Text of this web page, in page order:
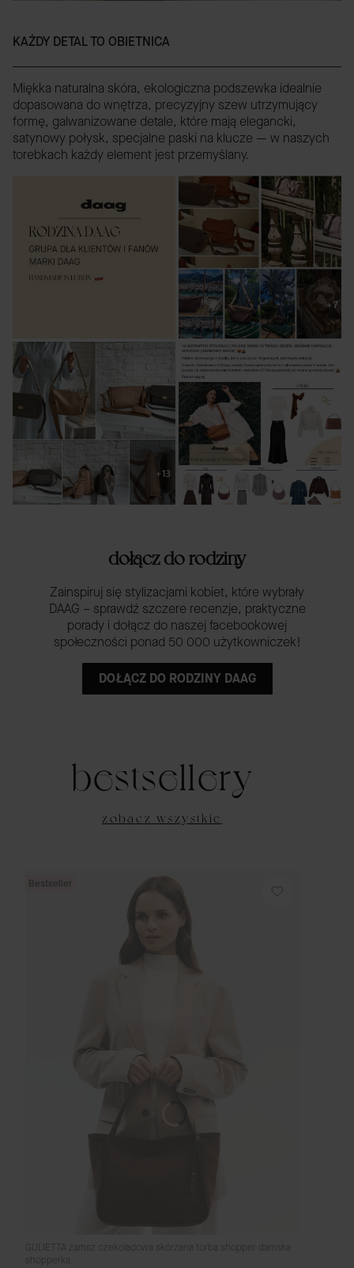
KAŻDY DETAL TO OBIETNICA
Miękka naturalna skóra, ekologiczna podszewka idealnie
dopasowana do wnętrza, precyzyjny szew utrzymujący
formę, galwanizowane detale, które mają elegancki,
satynowy połysk, specjalne paski na klucze — w naszych
torebkach każdy element jest przemyślany.
dołącz do rodziny
Zainspiruj się stylizacjami kobiet, które wybrały
DAAG – sprawdź szczere recenzje, praktyczne
porady i dołącz do naszej facebookowej
społeczności ponad 50 000 użytkowniczek!
DOŁĄCZ DO RODZINY DAAG
bestsellery
zobacz wszystkie
Bestseller
GULIETTA zamsz czekoladowa skórzana torba shopper damska
shopperka